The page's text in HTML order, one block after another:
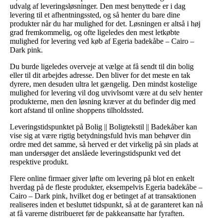
udvalg af leveringsløsninger. Den mest benyttede er i dag
levering til et afhentningssted, og så henter du bare dine
produkter når du har mulighed for det. Løsningen er altså i høj
grad fremkommelig, og ofte ligeledes den mest letkøbte
mulighed for levering ved køb af Egeria badekåbe – Cairo –
Dark pink.
Du burde ligeledes overveje at vælge at få sendt til din bolig
eller til dit arbejdes adresse. Den bliver for det meste en tak
dyrere, men desuden ultra let gængelig. Den mindst kostelige
mulighed for levering vil dog utvivlsomt være at du selv henter
produkterne, men den løsning kræver at du befinder dig med
kort afstand til online shoppens tilholdssted.
Leveringstidspunktet på Bolig || Boligtekstil || Badekåber kan
vise sig at være rigtig betydningsfuld hvis man behøver din
ordre med det samme, så herved er det virkelig på sin plads at
man undersøger det anslåede leveringstidspunkt ved det
respektive produkt.
Flere online firmaer giver løfte om levering på blot en enkelt
hverdag på de fleste produkter, eksempelvis Egeria badekåbe –
Cairo – Dark pink, hvilket dog er betinget af at transaktionen
realiseres inden et besluttet tidspunkt, så at de garanteret kan nå
at få varerne distribueret før de pakkeansatte har fyraften.